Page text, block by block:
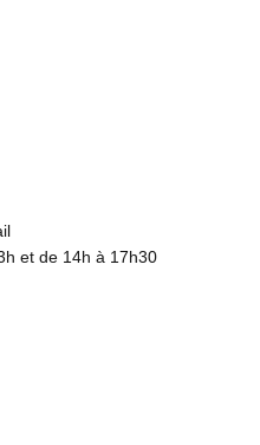
et de 14h à 17h30